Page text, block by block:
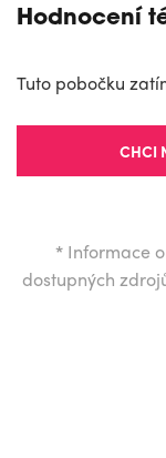
Hodnocení
Tuto pobočku
CHCI
* Informace
dostupných